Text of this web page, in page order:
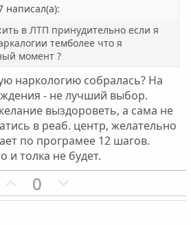
н
ы
й
г
о
л
о
с
ы
й
о
л
о
с
написал(а):
в ЛТП принудительно если я
темболее что я
момент ?
наркологию собралась? На
- не лучший выбор.
выздороветь, а сама не
в реаб. центр, желательно
по програмее 12 шагов.
и толка не будет.
П
о
0
е